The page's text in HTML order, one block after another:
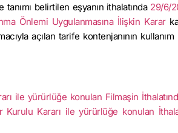
belirtilen eşyanın ithalatında 29/6/
Önlemi Uygulanmasına İlişkin Karar
açılan tarife kontenjanının kullanım
ile yürürlüğe konulan Filmaşin
Kurulu Kararı ile yürürlüğe konulan